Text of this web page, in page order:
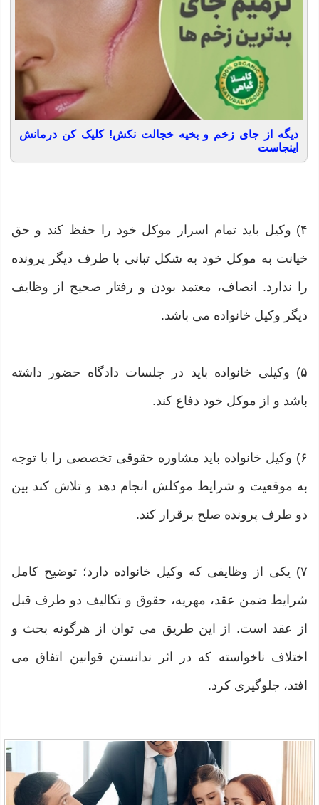
دیگه از جای زخم و بخیه خجالت نکش! کلیک کن درمانش
اینجاست
۴) وکیل باید تمام اسرار موکل خود را حفظ کند و حق
خیانت به موکل خود به شکل تبانی با طرف دیگر پرونده
را ندارد. انصاف، معتمد بودن و رفتار صحیح از وظایف
دیگر وکیل خانواده می باشد.
۵) وکیلی خانواده باید در جلسات دادگاه حضور داشته
باشد و از موکل خود دفاع کند.
۶) وکیل خانواده باید مشاوره حقوقی تخصصی را با توجه
به موقعیت و شرایط موکلش انجام دهد و تلاش کند بین
دو طرف پرونده صلح برقرار کند.
۷) یکی از وظایفی که وکیل خانواده دارد؛ توضیح کامل
شرایط ضمن عقد، مهریه، حقوق و تکالیف دو طرف قبل
از عقد است. از این طریق می توان از هرگونه بحث و
اختلاف ناخواسته که در اثر ندانستن قوانین اتفاق می
افتد، جلوگیری کرد.